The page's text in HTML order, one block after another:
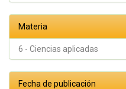
Materia
6 - Ciencias aplicadas
Fecha de publicación